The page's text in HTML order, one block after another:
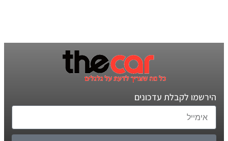
הירשמו לקבלת עדכונים